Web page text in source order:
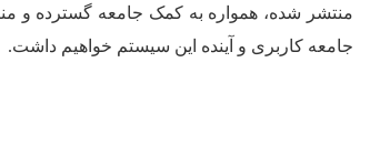
منتشر شده، همواره به کمک جامعه گسترده و
جامعه کاربری و آینده این سیستم خواهیم داشت.